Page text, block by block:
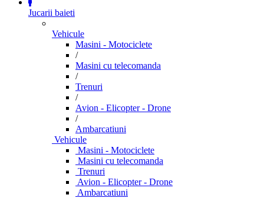
Jucarii baieti
Vehicule
Masini - Motociclete
/
Masini cu telecomanda
/
Trenuri
/
Avion - Elicopter - Drone
/
Ambarcatiuni
Vehicule
Masini - Motociclete
Masini cu telecomanda
Trenuri
Avion - Elicopter - Drone
Ambarcatiuni